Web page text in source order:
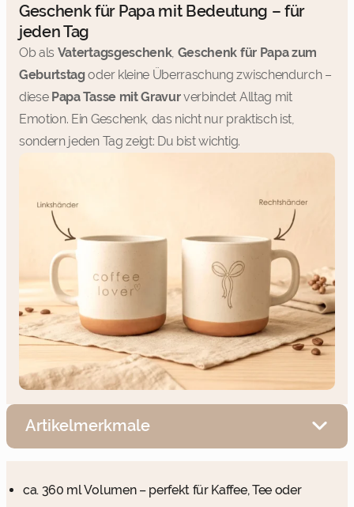
Geschenk für Papa mit Bedeutung – für
jeden Tag
Ob als Vatertagsgeschenk, Geschenk für Papa zum
Geburtstagoder kleine Überraschung zwischendurch –
diese Papa Tasse mit Gravurverbindet Alltag mit
Emotion. Ein Geschenk, das nicht nur praktisch ist,
sondern jeden Tag zeigt: Du bist wichtig.
Artikelmerkmale
ca. 360 ml Volumen – perfekt für Kaffee, Tee oder